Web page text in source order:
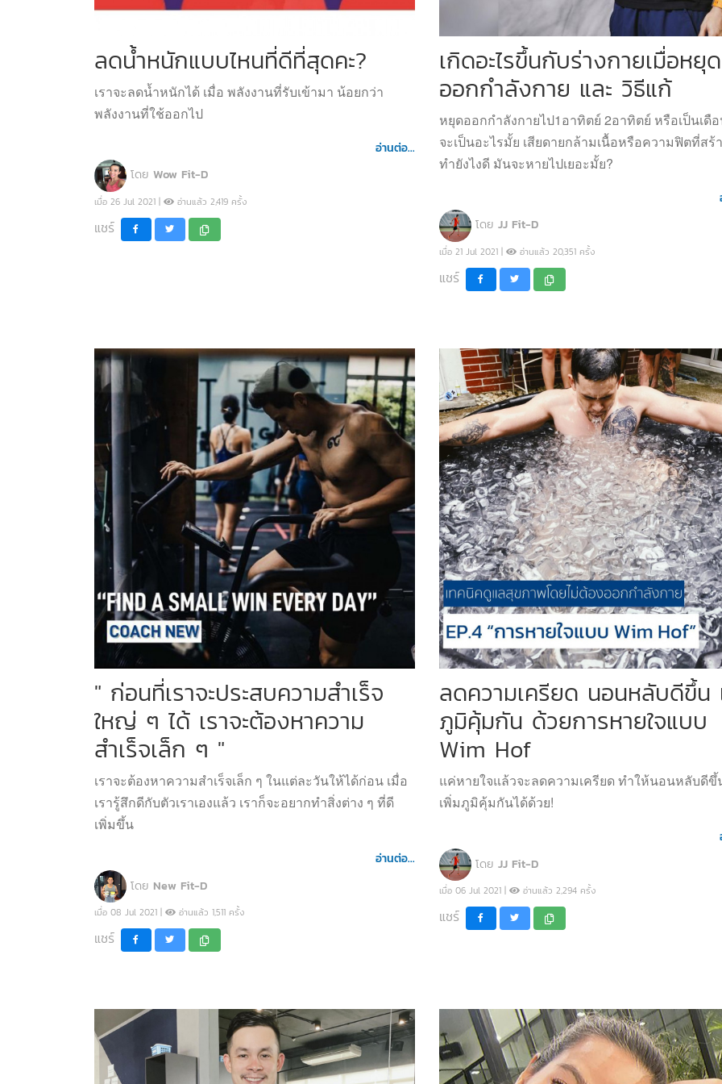
ลดน้ำหนักแบบไหนที่ดีที่สุดคะ?
เราจะลดน้ำหนักได้ เมื่อ พลังงานที่รับเข้ามา น้อยกว่า
พลังงานที่ใช้ออกไป
อ่านต่อ...
โดย Wow Fit-D
เมื่อ 26 Jul 2021 | อ่านแล้ว 2,419 ครั้ง
แชร์
เกิดอะไรขึ้นกับร่างกายเมื่อหยุด
ออกกำลังกาย และ วิธีแก้
หยุดออกกำลังกายไป1อาทิตย์ 2อาทิตย์ หรือเป็นเดื
จะเป็นอะไรมั้ย เสียดายกล้ามเนื้อหรือความฟิตที่สร้
ทำยังไงดี มันจะหายไปเยอะมั้ย?
โดย JJ Fit-D
เมื่อ 21 Jul 2021 | อ่านแล้ว 20,351 ครั้ง
แชร์
" ก่อนที่เราจะประสบความสำเร็จ
ใหญ่ ๆ ได้ เราจะต้องหาความ
สำเร็จเล็ก ๆ "
เราจะต้องหาความสำเร็จเล็ก ๆ ในแต่ละวันให้ได้ก่อน เมื่อ
เรารู้สึกดีกับตัวเราเองแล้ว เราก็จะอยากทำสิ่งต่าง ๆ ที่ดี
เพิ่มขึ้น
อ่านต่อ...
โดย New Fit-D
เมื่อ 08 Jul 2021 | อ่านแล้ว 1,511 ครั้ง
แชร์
ลดความเครียด นอนหลับดีขึ้น
ภูมิคุ้มกัน ด้วยการหายใจแบบ
Wim Hof
แค่หายใจแล้วจะลดความเครียด ทำให้นอนหลับดี
เพิ่มภูมิคุ้มกันได้ด้วย!
โดย JJ Fit-D
เมื่อ 06 Jul 2021 | อ่านแล้ว 2,294 ครั้ง
แชร์